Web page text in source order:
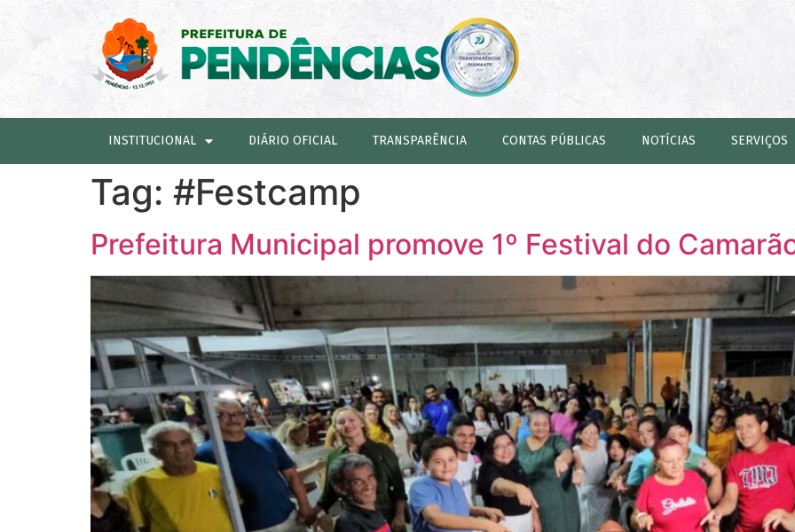
INSTITUCIONAL DIÁRIO OFICIAL TRANSPARÊNCIA CONTAS PÚBLICAS NOTÍCIAS SERVIÇOS
Tag: #Festcamp
Prefeitura Municipal promove 1º Festival do